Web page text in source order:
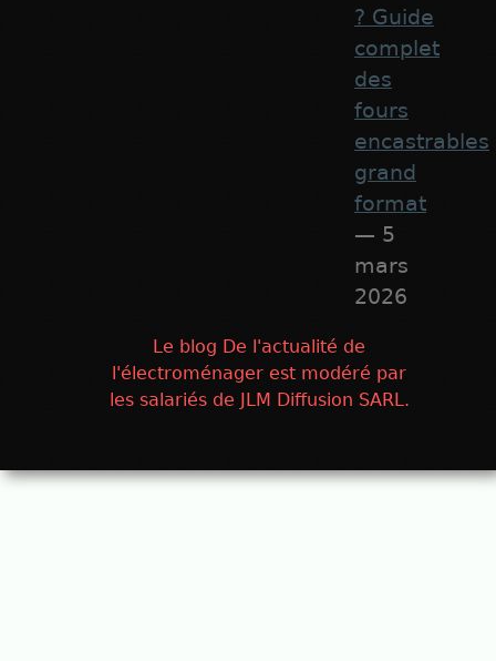
? Guide
complet
des
fours
encastrables
grand
format
— 5
mars
2026
Le blog De l'actualité de
l'électroménager est modéré par
les salariés de JLM Diffusion SARL.